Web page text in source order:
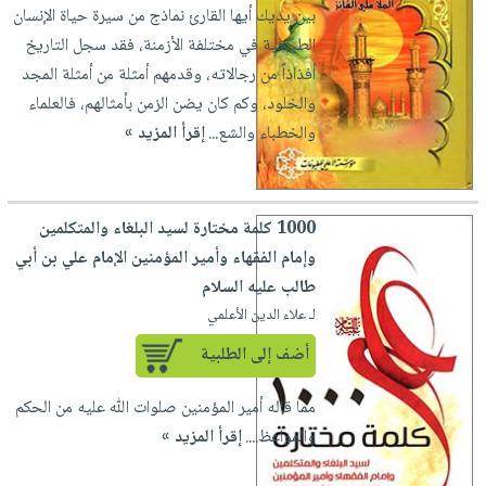
العناية
بالأسنان
الحمية
والتغذية
أدوات
المائدة
الأوعية
والتخزين
أدوات
المطبخ
الأكثر
مبيعاً
العودة
للمدارس
اكسسوارات
كتب
اكسسوارات
اكسسوارات
ملابس
مطرزات
حقائب
حلي
عناية
بالذات
شحن
مجاني
بنود
مختارة
اشتراكات
الاشتراكات
القراءة
iKitab
حدود
متقدم
وفرات
عن
الشركة
سياسة
الشركة
حسابك
لائحة
الأمنيات
بين يديك أيها القارئ نماذج من سيرة حياة الإنسان
الطبيعية في مختلفة الأزمنة، فقد سجل التاريخ
أفذاذاً من رجالاته، وقدمهم أمثلة من أمثلة المجد
والخلود، وكم كان يضن الزمن بأمثالهم، فالعلماء
والخطباء والشع...إقرأ المزيد »
1000 كلمة مختارة لسيد البلغاء والمتكلمين
وإمام الفقهاء وأمير المؤمنين الإمام علي بن أبي
طالب عليه السلام
لـ علاء الدين الأعلمي
أضف إلى الطلبية
مما قاله أمير المؤمنين صلوات اللّٰه عليه من الحكم
والمواعظ....إقرأ المزيد »